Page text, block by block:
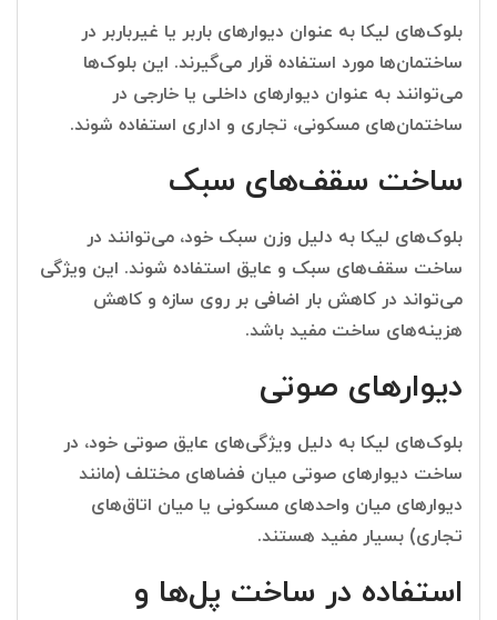
بلوک‌های لیکا به عنوان دیوارهای باربر یا غیرباربر در
ساختمان‌ها مورد استفاده قرار می‌گیرند. این بلوک‌ها
می‌توانند به عنوان دیوارهای داخلی یا خارجی در
ساختمان‌های مسکونی، تجاری و اداری استفاده شوند.
ساخت سقف‌های سبک
بلوک‌های لیکا به دلیل وزن سبک خود، می‌توانند در
ساخت سقف‌های سبک و عایق استفاده شوند. این ویژگی
می‌تواند در کاهش بار اضافی بر روی سازه و کاهش
هزینه‌های ساخت مفید باشد.
دیوارهای صوتی
بلوک‌های لیکا به دلیل ویژگی‌های عایق صوتی خود، در
ساخت دیوارهای صوتی میان فضاهای مختلف (مانند
دیوارهای میان واحدهای مسکونی یا میان اتاق‌های
تجاری) بسیار مفید هستند.
استفاده در ساخت پل‌ها و